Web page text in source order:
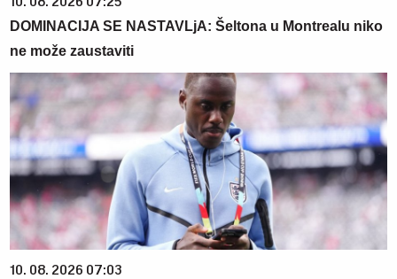
DOMINACIJA SE NASTAVLjA: Šeltona u Montrealu niko
ne može zaustaviti
10. 08. 2026 07:03